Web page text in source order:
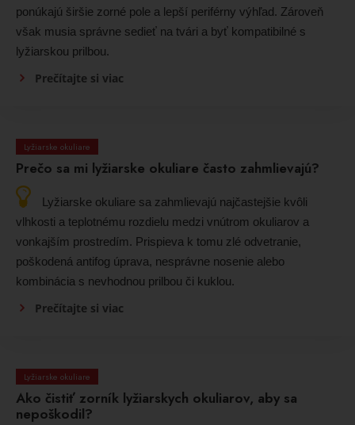
ponúkajú širšie zorné pole a lepší periférny výhľad. Zároveň
však musia správne sedieť na tvári a byť kompatibilné s
lyžiarskou prilbou.
Prečítajte si viac
Lyžiarske okuliare
Prečo sa mi lyžiarske okuliare často zahmlievajú?
Lyžiarske okuliare sa zahmlievajú najčastejšie kvôli
vlhkosti a teplotnému rozdielu medzi vnútrom okuliarov a
vonkajším prostredím. Prispieva k tomu zlé odvetranie,
poškodená antifog úprava, nesprávne nosenie alebo
kombinácia s nevhodnou prilbou či kuklou.
Prečítajte si viac
Lyžiarske okuliare
Ako čistiť zorník lyžiarskych okuliarov, aby sa
nepoškodil?